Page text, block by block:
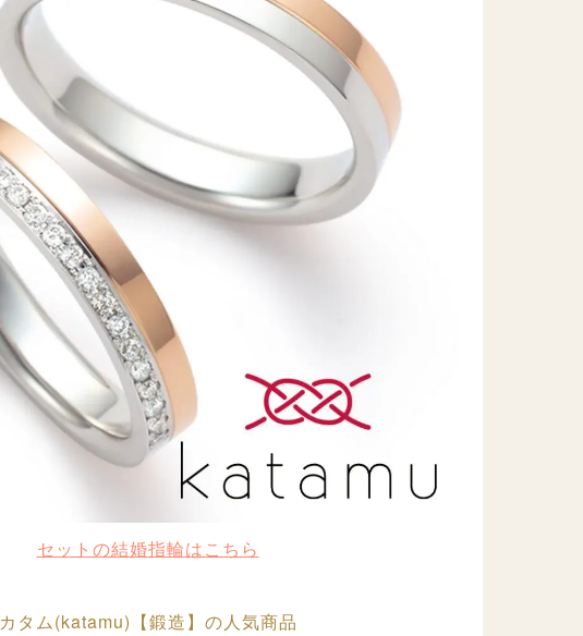
セットの結婚指輪はこちら
カタム(katamu)【鍛造】の人気商品